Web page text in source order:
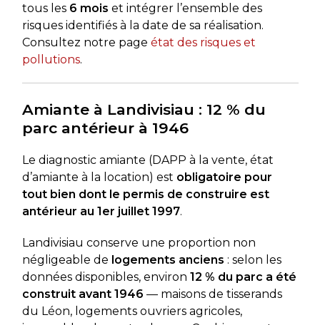
tous les 6 mois et intégrer l’ensemble des
risques identifiés à la date de sa réalisation.
Consultez notre page état des risques et
pollutions.
Amiante à Landivisiau : 12 % du
parc antérieur à 1946
Le diagnostic amiante (DAPP à la vente, état
d’amiante à la location) est obligatoire pour
tout bien dont le permis de construire est
antérieur au 1er juillet 1997.
Landivisiau conserve une proportion non
négligeable de logements anciens : selon les
données disponibles, environ 12 % du parc a été
construit avant 1946 — maisons de tisserands
du Léon, logements ouvriers agricoles,